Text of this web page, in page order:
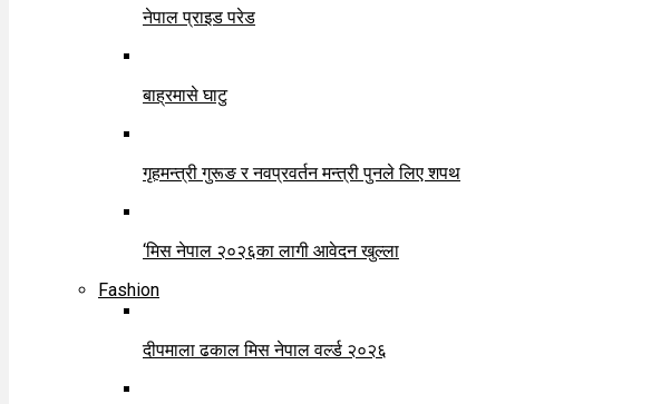
नेपाल प्राइड परेड
बाह्रमासे घाटु
गृहमन्त्री गुरूङ र नवप्रवर्तन मन्त्री पुनले लिए शपथ
‘मिस नेपाल २०२६का लागी आवेदन खुल्ला
Fashion
दीपमाला ढकाल मिस नेपाल वर्ल्ड २०२६